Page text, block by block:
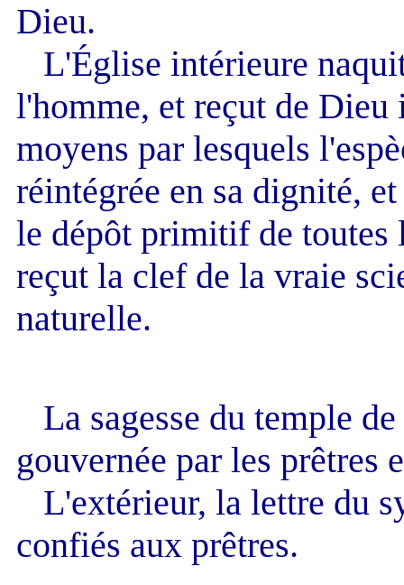
Dieu.
L'Église intérieure
l'homme, et reçut de
moyens par lesquels
réintégrée en sa dignité,
le dépôt primitif de toutes
reçut la clef de la vraie
naturelle.
La sagesse du temple
gouvernée par les prêtres
L'extérieur, la lettre du
confiés aux prêtres.